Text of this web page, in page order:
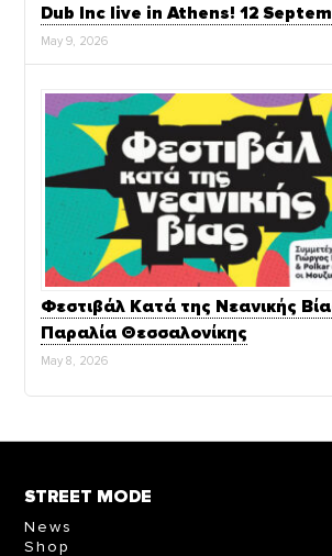
Dub Inc live in Athens! 12
May 9, 2026
Φεστιβάλ Κατά της Νεανικής
Παραλία Θεσσαλονίκης
May 8, 2026
STREET MODE
News
Shop